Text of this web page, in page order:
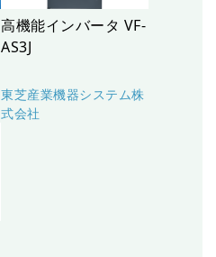
高機能インバータ VF-
AS3J
東芝産業機器システム株
式会社